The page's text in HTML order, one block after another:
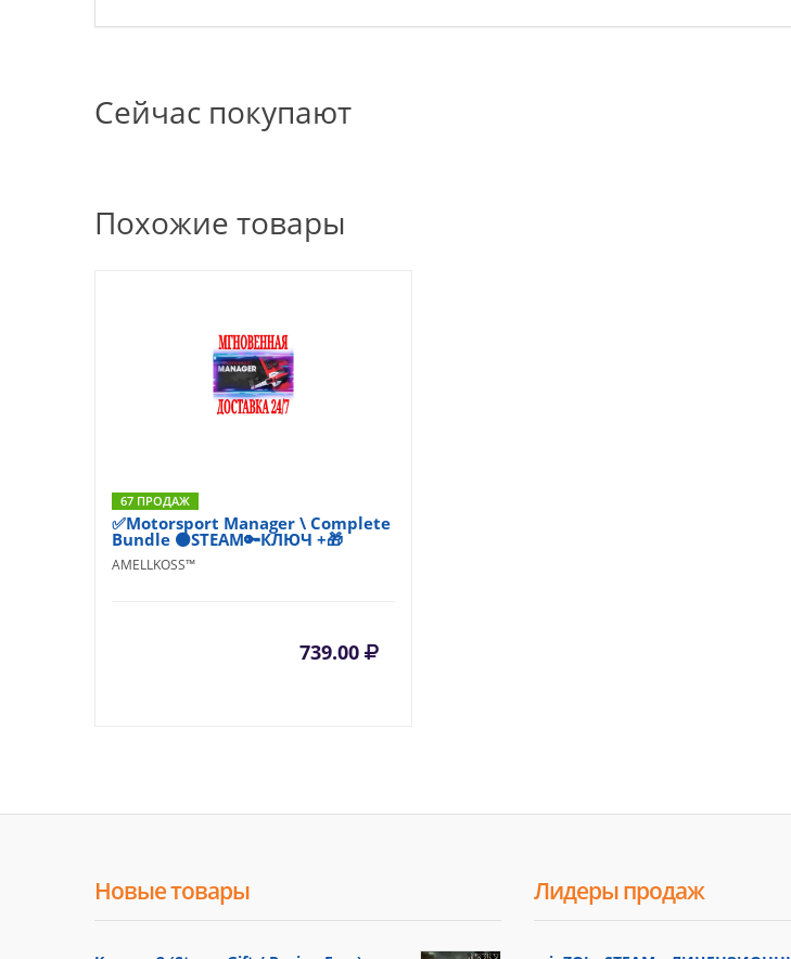
Сейчас покупают
Похожие товары
67 ПРОДАЖ
✅Motorsport Manager \ Complete
Bundle ⚫STEAM🔑КЛЮЧ +🎁
AMELLKOSS™
739.00
Новые товары Лидеры продаж